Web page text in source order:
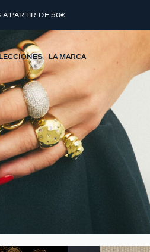
A PARTIR DE 50€
LA MARCA